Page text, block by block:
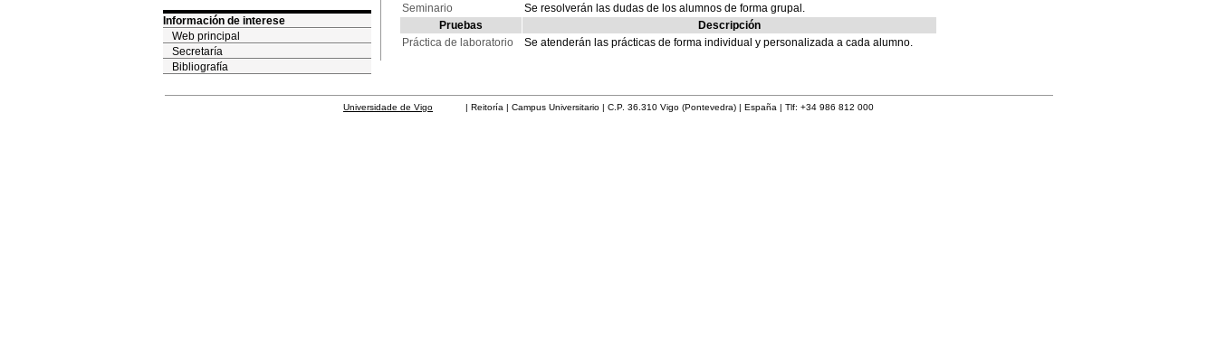
Información de interese
Web principal
Secretaría
Bibliografía
Seminario
Se resolverán las dudas de los alumnos de forma grupal.
Pruebas
Descripción
Práctica de laboratorio
Se atenderán las prácticas de forma individual y personalizada a cada alumno.
Universidade de Vigo | Reitoría | Campus Universitario | C.P. 36.310 Vigo (Pontevedra) | España | Tlf: +34 986 812 000